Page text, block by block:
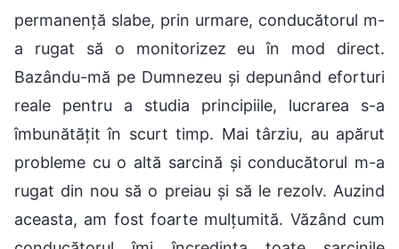
permanență slabe, prin urmare, conducătorul m-
a rugat să o monitorizez eu în mod direct.
Bazându-mă pe Dumnezeu și depunând eforturi
reale pentru a studia principiile, lucrarea s-a
îmbunătățit în scurt timp. Mai târziu, au apărut
probleme cu o altă sarcină și conducătorul m-a
rugat din nou să o preiau și să le rezolv. Auzind
aceasta, am fost foarte mulțumită. Văzând cum